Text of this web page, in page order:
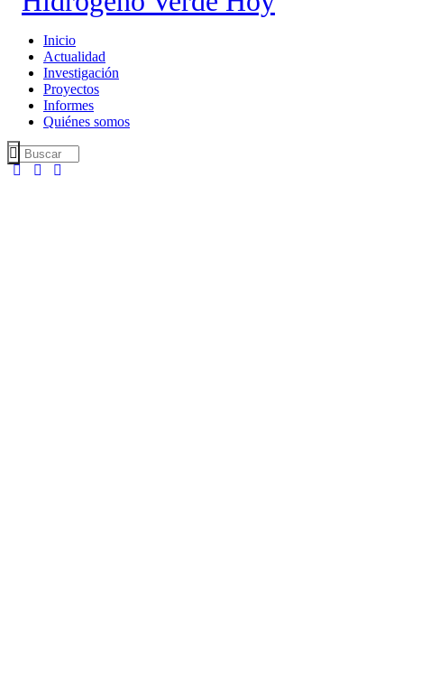
Inicio
Actualidad
Investigación
Proyectos
Informes
Quiénes somos